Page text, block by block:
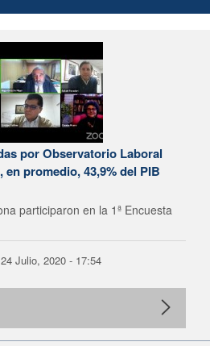
por Observatorio Laboral
promedio, 43,9% del PIB
participaron en la 1ª Encuesta
Julio, 2020 - 17:54